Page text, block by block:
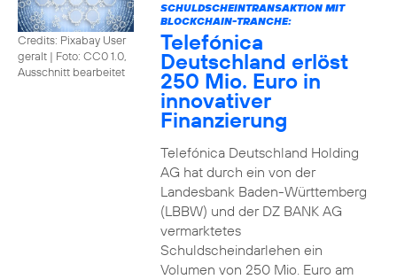
Credits: Pixabay User
geralt | Foto: CC0 1.0,
Ausschnitt bearbeitet
SCHULDSCHEINTRANSAKTION MIT
BLOCKCHAIN-TRANCHE:
Telefónica
Deutschland erlöst
250 Mio. Euro in
innovativer
Finanzierung
Telefónica Deutschland Holding
AG hat durch ein von der
Landesbank Baden-Württemberg
(LBBW) und der DZ BANK AG
vermarktetes
Schuldscheindarlehen ein
Volumen von 250 Mio. Euro am